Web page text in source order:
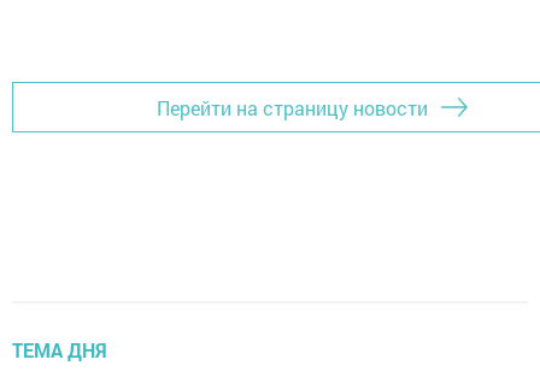
Перейти на страницу новости
ТЕМА ДНЯ